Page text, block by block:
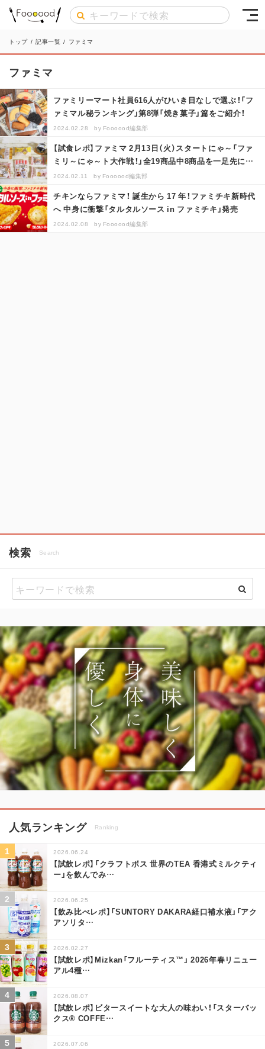
トップ / 記事一覧 / ファミマ
ファミマ
ファミリーマート社員616人がひいき目なしで選ぶ！「フ
ァミマル秘ランキング」第8弾「焼き菓子」篇をご紹介！
2024.02.28 by Foooood編集部
【試食レポ】ファミマ 2月13日（火）スタートにゃ～「ファ
ミリ～にゃ～ト大作戦！」全19商品中8商品を一足先に食
べてみました！捨て…
2024.02.11 by Foooood編集部
チキンならファミマ！ 誕生から 17 年！ファミチキ新時代
へ 中身に衝撃「タルタルソース in ファミチキ」発売
2024.02.08 by Foooood編集部
検索 Search
人気ランキング Ranking
2026.06.24
【試飲レポ】「クラフトボス 世界のTEA 香港式ミルクティ
ー」を飲んでみ…
2026.06.25
【飲み比べレポ】「SUNTORY DAKARA経口補水液」「アク
アソリタ…
2026.02.27
【試飲レポ】Mizkan「フルーティス™」 2026年春リニュー
アル4種…
2026.08.07
【試飲レポ】ビタースイートな大人の味わい！「スターバッ
クス® COFFE…
2026.07.06